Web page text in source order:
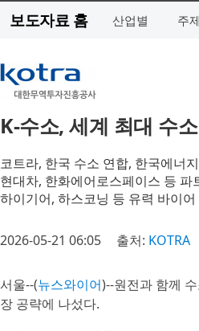
보도자료 홈 산업별 주
K-수소, 세계 최대 수
코트라, 한국 수소 연합, 한국에너
현대차, 한화에어로스페이스 등
하이기어, 하스코닝 등 유력 바이
2026-05-21 06:05 출처: KOTRA
서울--(뉴스와이어)--원전과 함께
장 공략에 나섰다.